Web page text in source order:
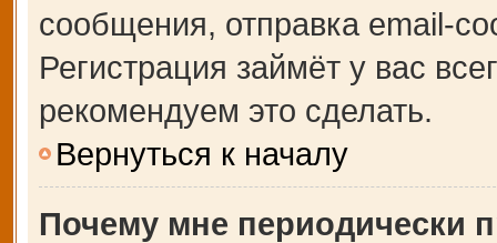
сообщения, отправка email-
Регистрация займёт у вас
рекомендуем это сделать.
Вернуться к началу
Почему мне периодически